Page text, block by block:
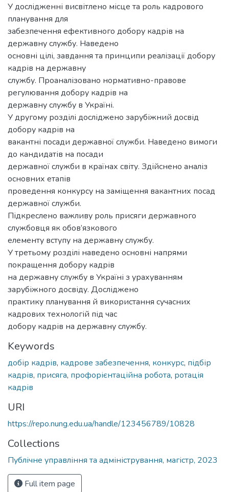
У дослідженні висвітлено місце та роль кадрового
планування для
забезпечення ефективного добору кадрів на
державну службу. Наведено
основні цілі, завдання та принципи реалізації добору
кадрів на державну
службу. Проаналізовано нормативно-правове
регулювання добору кадрів на
державну службу в Україні.
У другому розділі досліджено зарубіжний досвід
добору кадрів на
вакантні посади державної служби. Наведено вимоги
до кандидатів на посади
державної служби в країнах світу. Здійснено аналіз
основних етапів
проведення конкурсу на заміщення вакантних посад
державної служби.
Підкреслено важливу роль присяги державного
службовця як обов’язкового
елементу вступу на державну службу.
У третьому розділі наведено основні напрями
покращення добору кадрів
на державну службу в Україні з урахуванням
зарубіжного досвіду. Досліджено
практику планування й використання сучасних
кадрових технологій під час
добору кадрів на державну службу.
Keywords
добір кадрів, кадрове забезпечення, конкурс, підбір
кадрів, присяга, профорієнтаційна робота, ротація
кадрів
URI
https://repo.nung.edu.ua/handle/123456789/10828
Collections
Публічне управління та адміністрування, магістр, 2023
Full item page